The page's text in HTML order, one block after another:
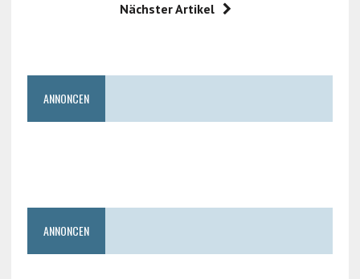
Nächster Artikel
ANNONCEN
ANNONCEN